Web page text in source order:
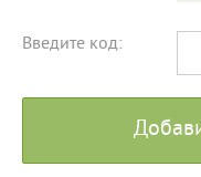
Введите код: